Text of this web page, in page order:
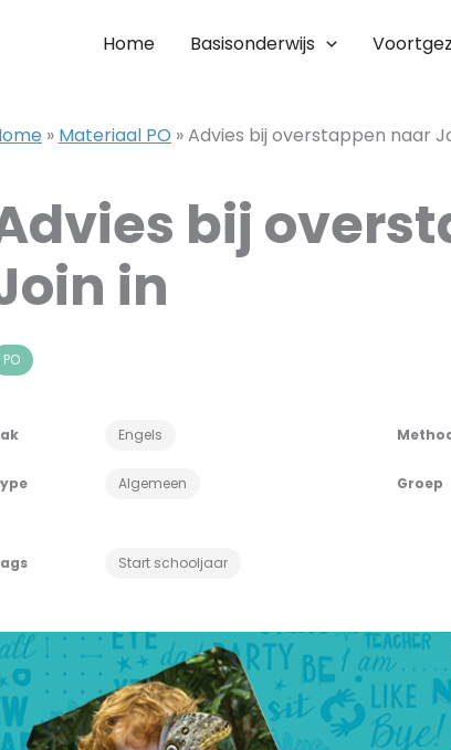
Home Basisonderwijs
» Materiaal PO »Advies bij overstappen naar
PO
Engels
Algemeen Groep
Start schooljaar
bij
in